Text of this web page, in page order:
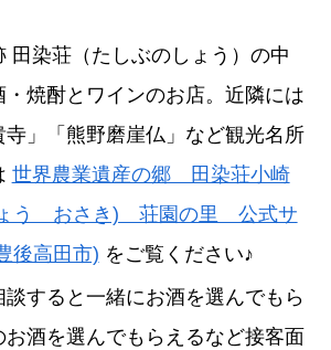
田染荘（たしぶのしょう）の中
・焼酎とワインのお店。近隣には
」「熊野磨崖仏」など観光名所
世界農業遺産の郷 田染荘小崎
う おさき) 荘園の里 公式サ
後高田市) をご覧ください♪
談すると一緒にお酒を選んでもら
お酒を選んでもらえるなど接客面